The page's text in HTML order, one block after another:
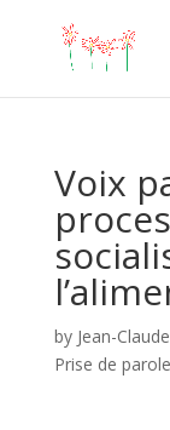
Voix
by Jean-
Prise de parole